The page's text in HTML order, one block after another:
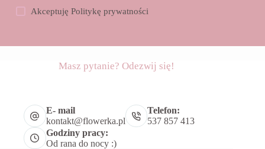
AkceptujęPolitykę prywatności
Masz pytanie? Odezwij się!
E- mail
kontakt@flowerka.pl
Telefon:
537 857 413
Godziny pracy:
Od rana do nocy :)